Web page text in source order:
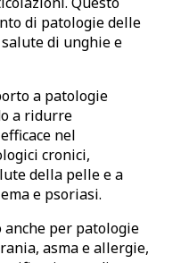
di patologie delle
di unghie e
a patologie
a ridurre
nel
cronici,
della pelle e a
e psoriasi.
per patologie
asma e allergie,